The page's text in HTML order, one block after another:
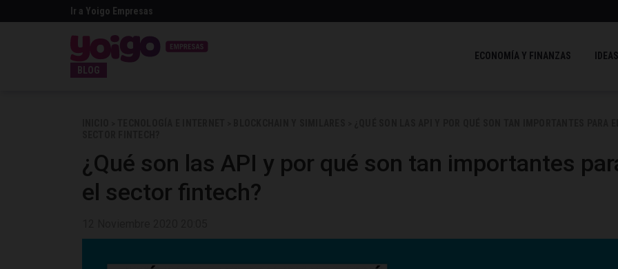
Ir a Yoigo Empresas
BLOG
ECONOMÍA Y FINANZAS
¿Qué son las API y por qué son tan importantes
el sector fintech?